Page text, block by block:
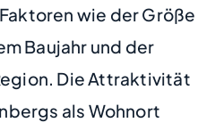
wie der Größe
Baujahr und der
Die Attraktivität
als Wohnort